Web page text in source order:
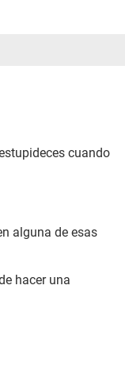
cuando
alguna de esas
hacer una